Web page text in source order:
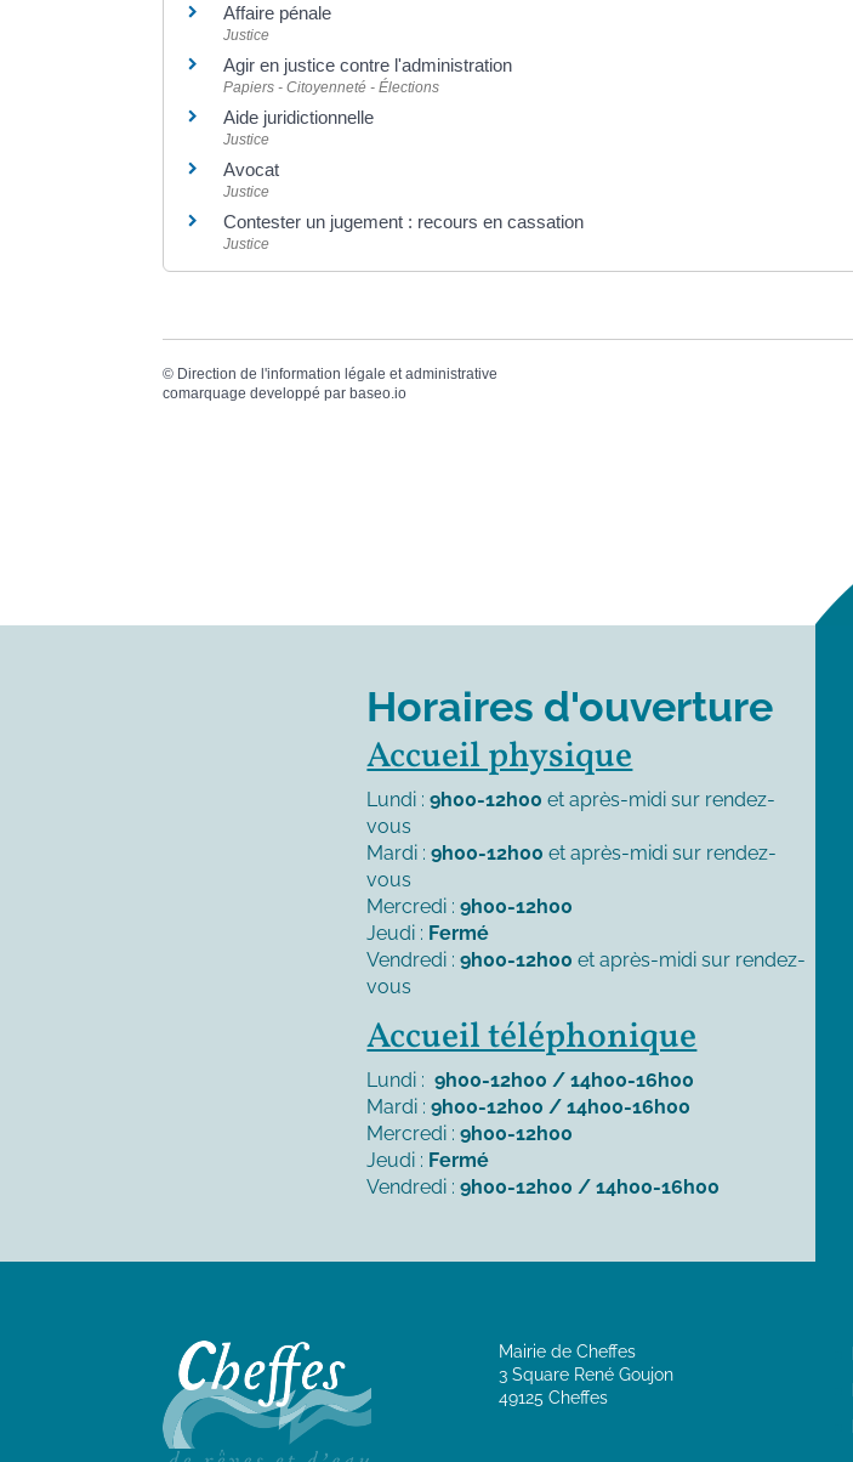
Affaire pénale
Justice
Agir en justice contre l'administration
Papiers - Citoyenneté - Élections
Aide juridictionnelle
Justice
Avocat
Justice
Contester un jugement : recours en cassation
Justice
© Direction de l'information légale et administrative
comarquage developpé par baseo.io
Horaires d'ouverture
Accueil physique
Lundi :9h00-12h00 et après-midi sur rendez-
vous
Mardi :9h00-12h00 et après-midi sur rendez-
vous
Mercredi :9h00-12h00
Jeudi : Fermé
Vendredi :9h00-12h00 et après-midi sur rendez-
vous
Accueil téléphonique
Lundi :9h00-12h00 / 14h00-16h00
Mardi :9h00-12h00 / 14h00-16h00
Mercredi :9h00-12h00
Jeudi : Fermé
Vendredi :9h00-12h00 / 14h00-16h00
Mairie de Cheffes
3 Square René Goujon
49125 Cheffes